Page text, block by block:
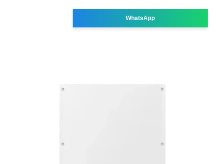
WhatsApp